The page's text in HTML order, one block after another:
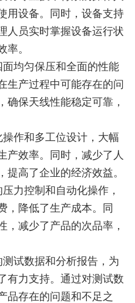
用设备。同时，设备支持
人员实时掌握设备运行状
率。
均匀保压和全面的性能
生产过程中可能存在的问
确保天线性能稳定可靠，
作和多工位设计，大幅
产效率。同时，减少了人
提高了企业的经济效益。
力控制和自动化操作，
，降低了生产成本。同
，减少了产品的次品率，
试数据和分析报告，为
有力支持。通过对测试数
品存在的问题和不足之